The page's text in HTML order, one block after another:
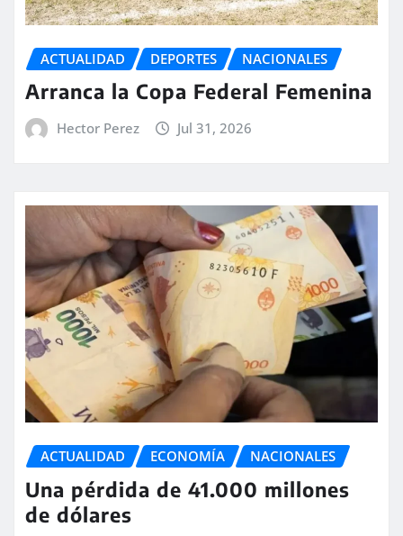
ACTUALIDAD DEPORTES NACIONALES
Arranca la Copa Federal Femenina
Hector Perez Jul 31, 2026
ACTUALIDAD ECONOMÍA NACIONALES
Una pérdida de 41.000 millones
de dólares